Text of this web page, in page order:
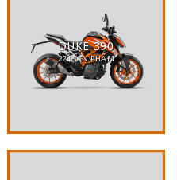
DUKE 390
224 SẢN PHẨM